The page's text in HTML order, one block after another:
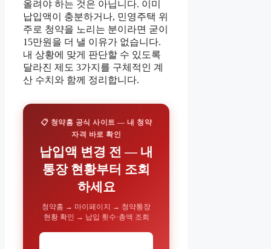
올려야 하는 것은 아닙니다. 이미
납입액이 충분하거나, 민영주택 위
주로 청약을 노리는 분이라면 굳이
15만원을 더 낼 이유가 없습니다.
내 상황에 맞게 판단할 수 있도록
달라진 제도 3가지를 구체적인 계
산 수치와 함께 정리합니다.
📋 청약홈 공식 사이트 — 내 청약
자격 바로 확인
납입액 변경 전 — 내
통장 현황부터 조회
하세요
청약홈 → 마이페이지 → 청약통장
현황 확인 → 납입 횟수·총액 조회